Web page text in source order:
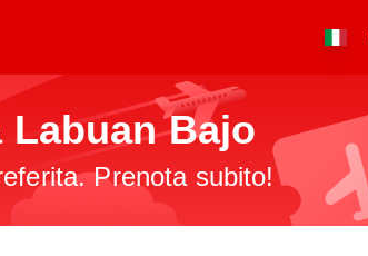
Bajo
Prenota subito!